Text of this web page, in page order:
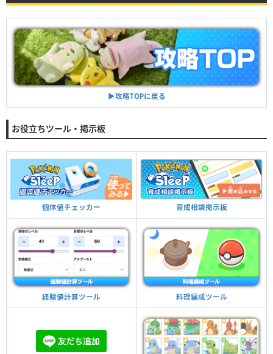
▶︎攻略TOPに戻る
お役立ちツール・掲示板
個体値チェッカー 育成相談掲示板
経験値計算ツール 料理編成ツール